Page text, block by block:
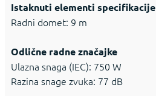
Istaknuti elementi specifikacije
Radni domet: 9 m
Odlične radne značajke
Ulazna snaga (IEC): 750 W
Razina snage zvuka: 77 dB